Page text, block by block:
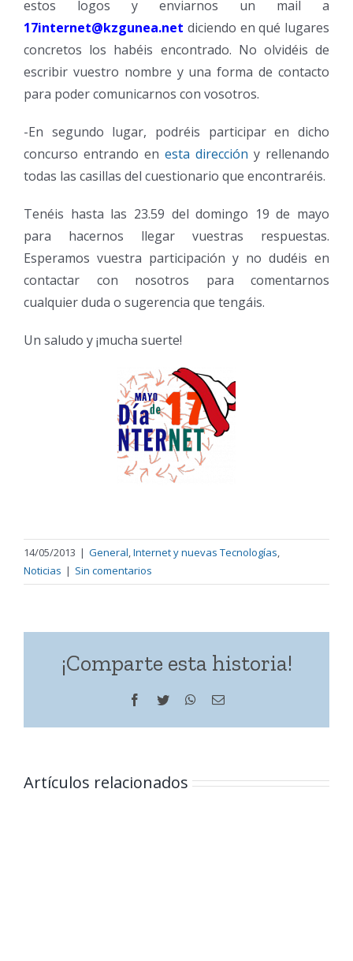
estos logos y enviarnos un mail a
17internet@kzgunea.net diciendo en qué lugares
concretos los habéis encontrado. No olvidéis de
escribir vuestro nombre y una forma de contacto
para poder comunicarnos con vosotros.
-En segundo lugar, podréis participar en dicho
concurso entrando en esta dirección y rellenando
todas las casillas del cuestionario que encontraréis.
Tenéis hasta las 23.59 del domingo 19 de mayo
para hacernos llegar vuestras respuestas.
Esperamos vuestra participación y no dudéis en
contactar con nosotros para comentarnos
cualquier duda o sugerencia que tengáis.
Un saludo y ¡mucha suerte!
14/05/2013 | General,Internet y nuevas Tecnologías,
Noticias | Sin comentarios
¡Comparte esta historia!
Facebook
Twitter WhatsApp
Correo
Artículos relacionados